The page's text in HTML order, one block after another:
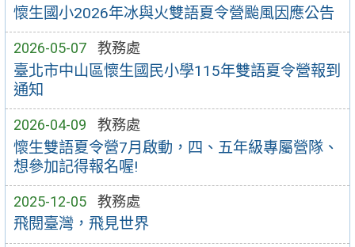
懷生國小2026年冰與火雙語夏令營颱風因應公告
2026-05-07 教務處
臺北市中山區懷生國民小學115年雙語夏令營報到
通知
2026-04-09 教務處
懷生雙語夏令營7月啟動，四、五年級專屬營隊、
想參加記得報名喔!
2025-12-05 教務處
飛閱臺灣，飛見世界